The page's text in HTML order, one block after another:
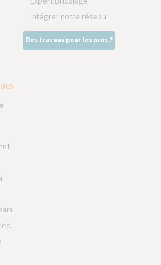
Intégrer notre réseau
Des travaux pour les pros ?